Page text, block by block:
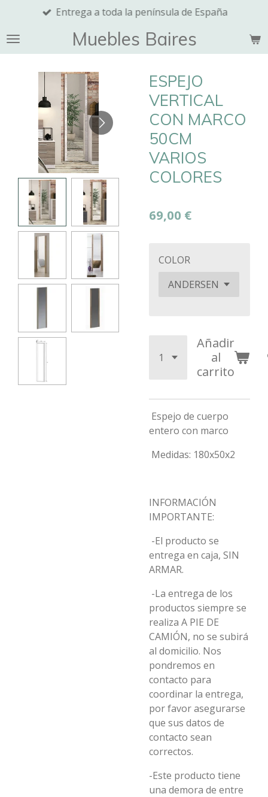
contenido
principal
Muebles Baires
Entrega a toda la península de España
ESPEJO
VERTICAL
CON MARCO
50CM
VARIOS
COLORES
69,00 €
COLOR
Añadir
al
carrito
Espejo de cuerpo
entero con marco
Medidas: 180x50x2
INFORMACIÓN
IMPORTANTE:
-El producto se
entrega en caja, SIN
ARMAR.
-La entrega de los
productos siempre se
realiza A PIE DE
CAMIÓN, no se subirá
al domicilio. Nos
pondremos en
contacto para
coordinar la entrega,
por favor asegurarse
que sus datos de
contacto sean
correctos.
-Este producto tiene
una demora de entre